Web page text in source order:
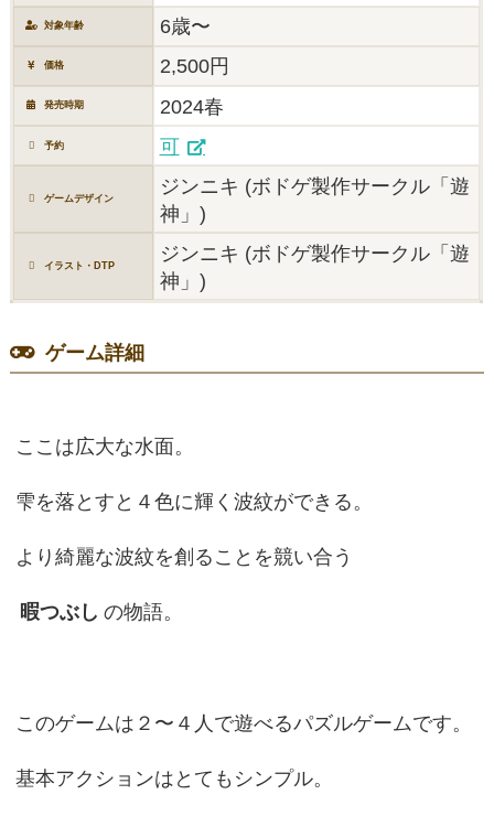
対象年齢 6歳〜
価格 2,500円
発売時期 2024春
予約 可
ゲームデザイン
ジンニキ (ボドゲ製作サークル「遊
神」)
イラスト・DTP
ジンニキ (ボドゲ製作サークル「遊
神」)
ゲーム詳細
ここは広大な水面。
雫を落とすと４色に輝く波紋ができる。
より綺麗な波紋を創ることを競い合う
暇つぶし の物語。
このゲームは２〜４人で遊べるパズルゲームです。
基本アクションはとてもシンプル。